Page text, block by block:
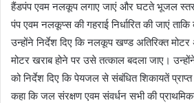
हैंडपंप एवम नलकूप लगाए जाएं और घटते भूजल स्तर
पंप एवम नलकूप्स की गहराई निर्धारित की जाएं
उन्होंने निर्देश दिए कि नलकूप खण्ड अतिरिक्त
मोटर खराब होने पर उसे तत्काल बदला जाए।
को निर्देश दिए कि पेयजल से संबंधित शिकायतें प्राप्त
कहा कि जल संरक्षण एवम संवर्धन सभी की